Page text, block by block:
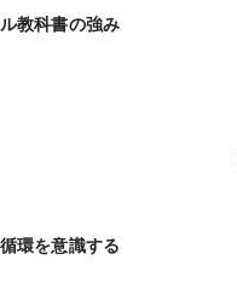
教科書の強み
環を意識する